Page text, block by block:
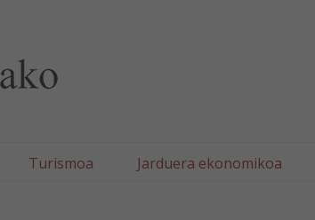
Turismoa Jarduera ekonomikoa